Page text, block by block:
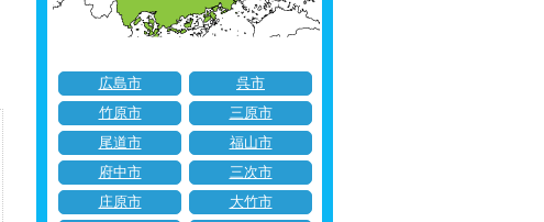
広島市
呉市
竹原市
三原市
尾道市
福山市
府中市
三次市
庄原市
大竹市